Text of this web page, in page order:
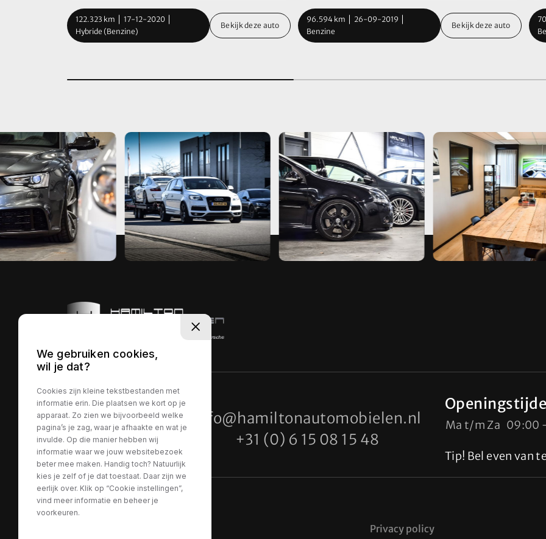
122.323 km
17-12-2020
Hybride (Benzine)
Bekijk deze auto
96.594 km
26-09-2019
Benzine
Bekijk deze auto
Adres
Industrieweg 8
5627 BS Eindhoven
info@hamiltonautomobielen.nl
+31 (0) 6 15 08 15 48
Ma t/m Za 09:00
Tip! Bel even van
Privacy policy
We gebruiken cookies,
wil je dat?
Cookies zijn kleine tekstbestanden met
informatie erin. Die plaatsen we kort op je
apparaat. Zo zien we bijvoorbeeld welke
pagina’s je zag, waar je afhaakte en wat je
invulde. Op die manier hebben wij
informatie waar we jouw websitebezoek
beter mee maken. Handig toch? Natuurlijk
kies je zelf of je dat toestaat. Daar zijn we
eerlijk over. Klik op “Cookie instellingen”,
vind meer informatie en beheer je
voorkeuren.